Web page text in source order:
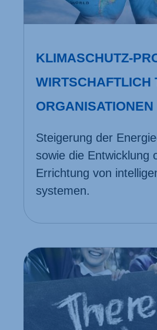
KLIMASCHUTZ-
WIRT­SCHAFTLICH
ORGANISATIONEN
Steigerung der
sowie die Entwicklung
Errichtung von
systemen.